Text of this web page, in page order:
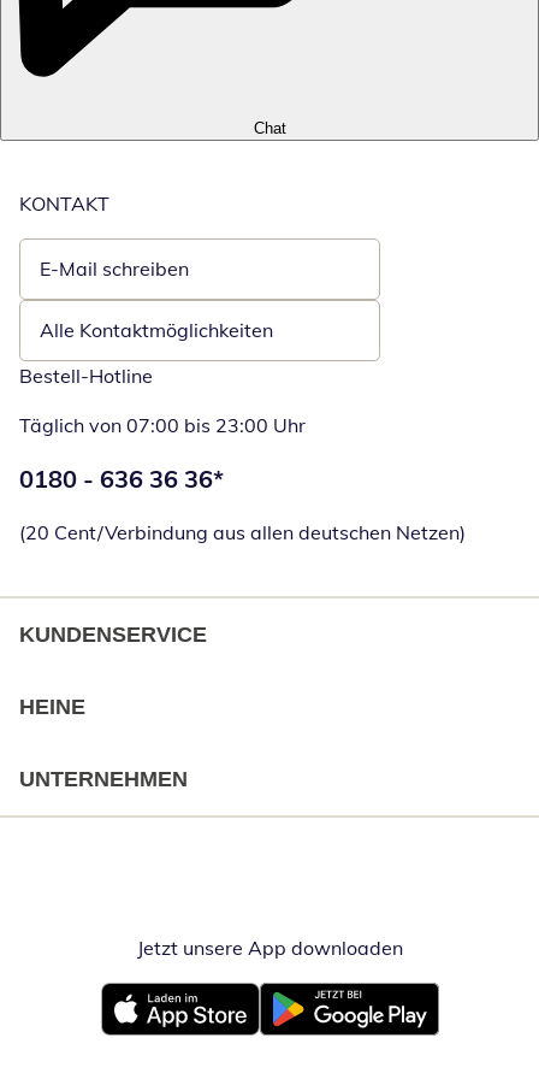
Chat
KONTAKT
E-Mail schreiben
Öffnet E-Mail-Client
Alle Kontaktmöglichkeiten
Bestell-Hotline
Täglich von 07:00 bis 23:00 Uhr
Telefonnummer:
0180 - 636 36 36*
(20 Cent/Verbindung aus allen deutschen Netzen)
KUNDENSERVICE
HEINE
UNTERNEHMEN
Jetzt unsere App downloadenÖffnet in
Öffnet in neuem FensterÖffnet in neuem Fenster